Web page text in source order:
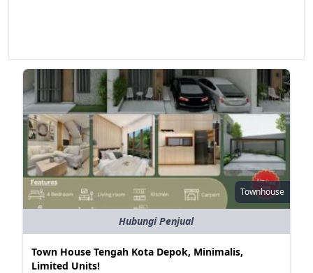
Townhouse
Hubungi Penjual
Town House Tengah Kota Depok, Minimalis,
Limited Units!